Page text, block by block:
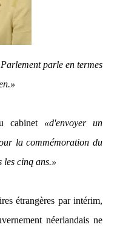
parle en termes
cabinet «d'envoyer un
la commémoration du
les cinq ans.»
étrangères par intérim,
néerlandais ne